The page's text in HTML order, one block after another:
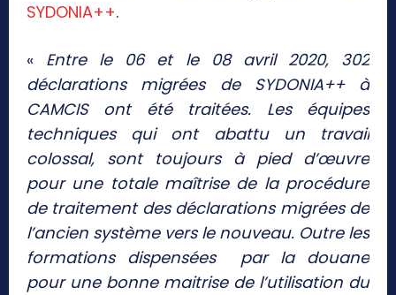
SYDONIA++.
« Entre le 06 et le 08 avril 2020, 302
déclarations migrées de SYDONIA++ à
CAMCIS ont été traitées. Les équipes
techniques qui ont abattu un travail
colossal, sont toujours à pied d’œuvre
pour une totale maîtrise de la procédure
de traitement des déclarations migrées de
l’ancien système vers le nouveau. Outre les
formations dispensées par la douane
pour une bonne maitrise de l’utilisation du